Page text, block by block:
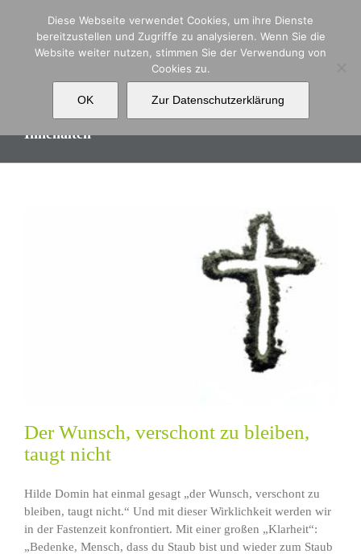
springen
Innehalten
Der Wunsch, verschont zu bleiben,
taugt nicht
Hilde Domin hat einmal gesagt „der Wunsch, verschont zu
bleiben, taugt nicht.“ Und mit dieser Wirklichkeit werden wir
in der Fastenzeit konfrontiert. Mit einer großen „Klarheit“:
„Bedenke, Mensch, dass du Staub bist und wieder zum Staub
Diese Webseite verwendet Cookies, um ihre Dienste
bereitzustellen und Zugriffe zu analysieren. Wenn Sie die
Website weiter nutzen, stimmen Sie der Verwendung von
Cookies zu.
OK Zur Datenschutzerklärung